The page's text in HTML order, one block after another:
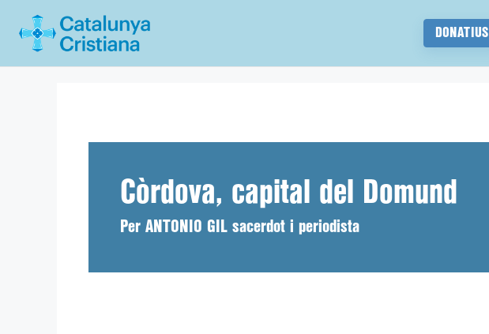
DONATIUS
Còrdova, capital del Domund
Per ANTONIO GIL sacerdot i periodista